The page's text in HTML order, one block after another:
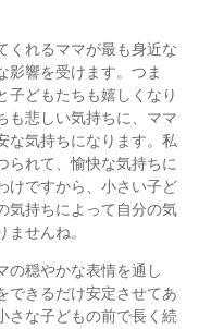
くれるママが最も身近な
影響を受けます。つま
子どもたちも嬉しくなり
も悲しい気持ちに、ママ
な気持ちになります。私
られて、愉快な気持ちに
けですから、小さい子ど
気持ちによって自分の気
せんね。
の穏やかな表情を通し
できるだけ安定させてあ
さな子どもの前で長く続